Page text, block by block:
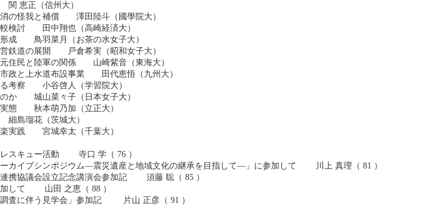
恵正（信州大）
の怪我と補償 澤田陸斗（國學院大）
検討 田中翔也（高崎経済大）
成 鳥羽菜月（お茶の水女子大）
鉄道の展開 戸倉希実（昭和女子大）
住民と陸軍の関係 山崎紫音（東海大）
政と上水道布設事業 田代恵悟（九州大）
考察 小谷啓人（学習院大）
か 城山菜々子（日本女子大）
態 秋本萌乃加（立正大）
島瑠花（茨城大）
実践 宮城幸太（千葉大）
スキュー活動 寺口 学（ 76 ）
カイブシンポジウム―震災遺産と地域文化の継承を目指して―」に参加して 川上 真理（ 81 ）
携協議会設立記念講演会参加記 須藤 聡（ 85 ）
加して 山田 之恵（ 88 ）
査に伴う見学会」参加記 片山 正彦（ 91 ）